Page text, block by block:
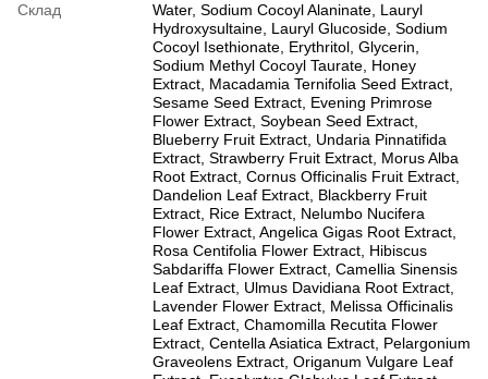
Склад
Water, Sodium Cocoyl Alaninate, Lauryl
Hydroxysultaine, Lauryl Glucoside, Sodium
Cocoyl Isethionate, Erythritol, Glycerin,
Sodium Methyl Cocoyl Taurate, Honey
Extract, Macadamia Ternifolia Seed Extract,
Sesame Seed Extract, Evening Primrose
Flower Extract, Soybean Seed Extract,
Blueberry Fruit Extract, Undaria Pinnatifida
Extract, Strawberry Fruit Extract, Morus Alba
Root Extract, Cornus Officinalis Fruit Extract,
Dandelion Leaf Extract, Blackberry Fruit
Extract, Rice Extract, Nelumbo Nucifera
Flower Extract, Angelica Gigas Root Extract,
Rosa Centifolia Flower Extract, Hibiscus
Sabdariffa Flower Extract, Camellia Sinensis
Leaf Extract, Ulmus Davidiana Root Extract,
Lavender Flower Extract, Melissa Officinalis
Leaf Extract, Chamomilla Recutita Flower
Extract, Centella Asiatica Extract, Pelargonium
Graveolens Extract, Origanum Vulgare Leaf